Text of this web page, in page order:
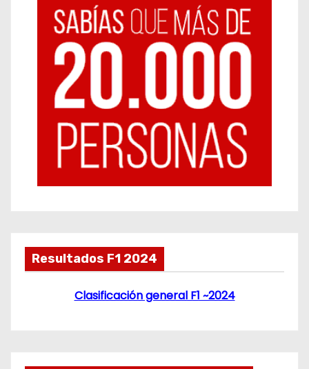
Resultados F1 2024
Clasificación general F1 ~2024